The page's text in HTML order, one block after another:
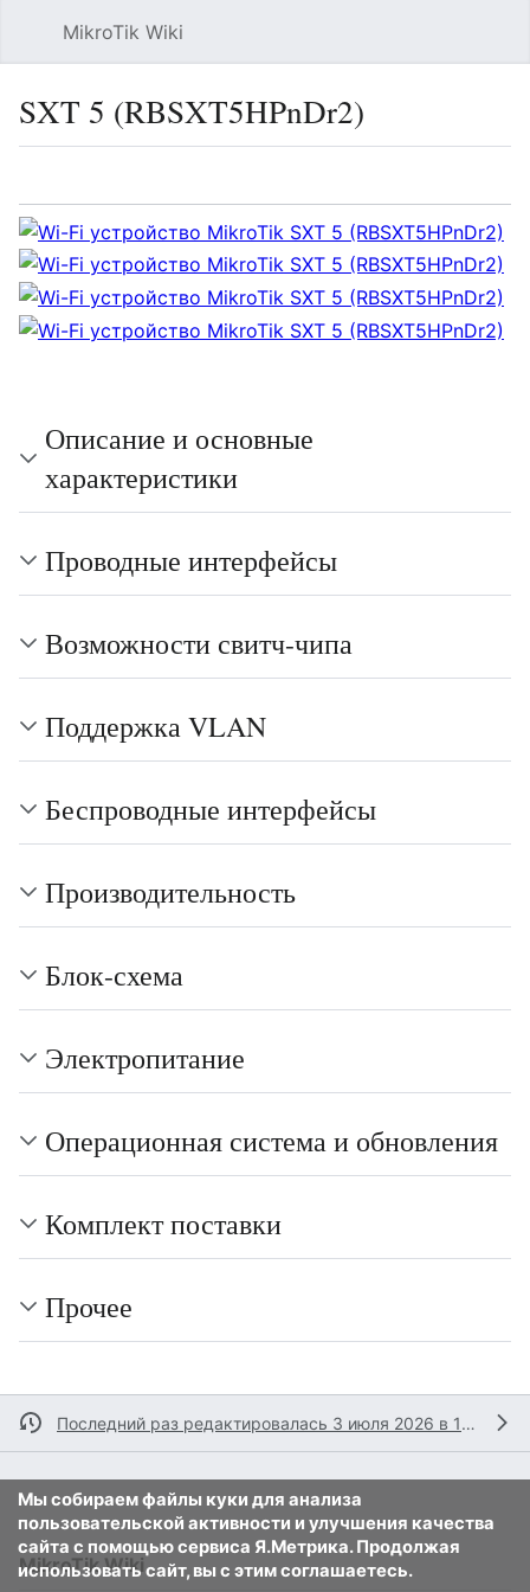
MikroTik Wiki
SXT 5 (RBSXT5HPnDr2)
Описание и основные
характеристики
Проводные интерфейсы
Возможности свитч-чипа
Поддержка VLAN
Беспроводные интерфейсы
Производительность
Блок-схема
Электропитание
Операционная система и обновления
Комплект поставки
Прочее
Последний раз редактировалась 3 июля 2026 в 13:34
Мы собираем файлы куки для анализа
пользовательской активности и улучшения качества
сайта с помощью сервиса Я.Метрика. Продолжая
использовать сайт, вы с этим соглашаетесь.
MikroTik Wiki